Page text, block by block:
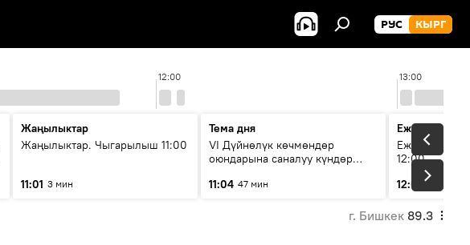
РУС КЫРГ
12:00 13:00
Жаңылыктар
Жаңылыктар. Чыгарылыш 11:00
11:01 3 мин
Тема дня
VI Дүйнөлүк көчмөндөр
оюндарына саналуу күндөр
этапка жетти?
11:04 47 мин
Ежедневные
Ежедневные
12:00
12:01
3 мин
г. Бишкек 89.3